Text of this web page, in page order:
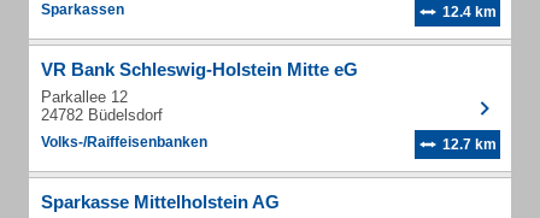
Sparkassen 12.4 km
VR Bank Schleswig-Holstein Mitte eG
Parkallee 12
24782 Büdelsdorf
Volks-/Raiffeisenbanken 12.7 km
Sparkasse Mittelholstein AG